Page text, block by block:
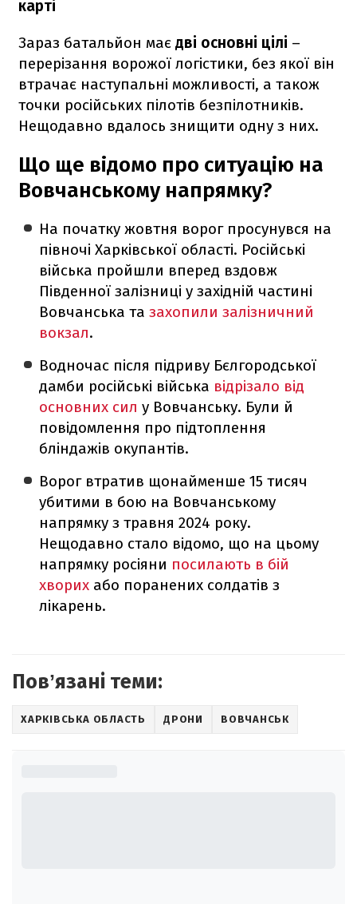
карті
Зараз батальйон має дві основні цілі –
перерізання ворожої логістики, без якої він
втрачає наступальні можливості, а також
точки російських пілотів безпілотників.
Нещодавно вдалось знищити одну з них.
Що ще відомо про ситуацію на
Вовчанському напрямку?
На початку жовтня ворог просунувся на
півночі Харківської області. Російські
війська пройшли вперед вздовж
Південної залізниці у західній частині
Вовчанська тазахопили залізничний
вокзал.
Водночас після підриву Бєлгородської
дамби російські війська відрізало від
основних силу Вовчанську. Були й
повідомлення про підтоплення
бліндажів окупантів.
Ворог втратив щонайменше 15 тисяч
убитими в бою на Вовчанському
напрямку з травня 2024 року.
Нещодавно стало відомо, що на цьому
напрямку росіяни посилають в бій
хворих або поранених солдатів з
лікарень.
Повʼязані теми:
ХАРКІВСЬКА ОБЛАСТЬ ДРОНИ ВОВЧАНСЬК